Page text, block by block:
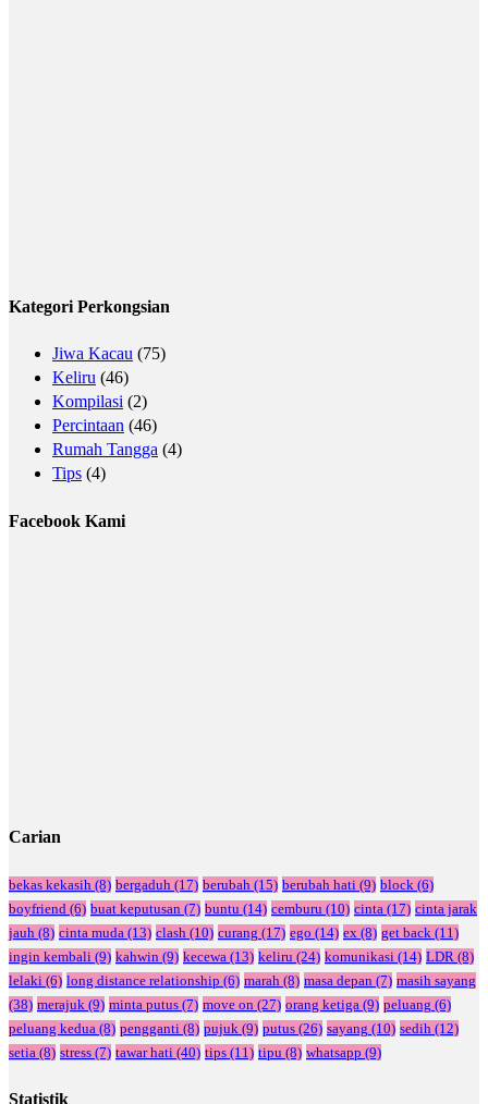
Kategori Perkongsian
Jiwa Kacau (75)
Keliru (46)
Kompilasi (2)
Percintaan (46)
Rumah Tangga (4)
Tips (4)
Facebook Kami
Carian
bekas kekasih (8) bergaduh (17) berubah (15) berubah hati (9) block (6)
boyfriend (6) buat keputusan (7) buntu (14) cemburu (10) cinta (17) cinta jarak
jauh (8) cinta muda (13) clash (10) curang (17) ego (14) ex (8) get back (11)
ingin kembali (9) kahwin (9) kecewa (13) keliru (24) komunikasi (14) LDR (8)
lelaki (6) long distance relationship (6) marah (8) masa depan (7) masih sayang
(38) merajuk (9) minta putus (7) move on (27) orang ketiga (9) peluang (6)
peluang kedua (8) pengganti (8) pujuk (9) putus (26) sayang (10) sedih (12)
setia (8) stress (7) tawar hati (40) tips (11) tipu (8) whatsapp (9)
Statistik